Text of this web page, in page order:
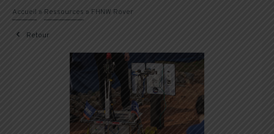
Accueil » Ressources » FHNW Rover
 Retour